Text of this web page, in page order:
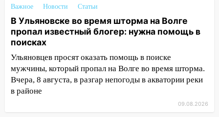
17:15
ремонтируют девять мостов: один уже
готов, ещё два — почти завершены
17:00 «Ульяновскалипсис»: последствия
урагана 8 августа
16:38 Прогноз погоды в Ульяновской
области на 9 августа
Важное Новости Статьи
В Ульяновске во время шторма на Волге
пропал известный блогер: нужна помощь в
поисках
Ульяновцев просят оказать помощь в поиске
мужчины, который пропал на Волге во время шторма.
Вчера, 8 августа, в разгар непогоды в акватории реки
в районе
09.08.2026